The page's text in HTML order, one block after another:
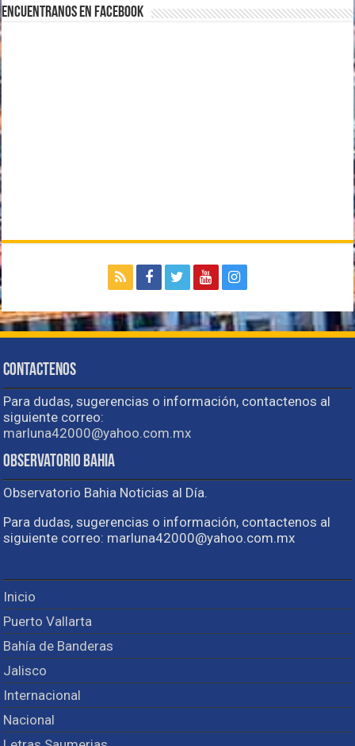
Encuentranos en Facebook
Contactenos
Para dudas, sugerencias o información, contactenos al
siguiente correo:
marluna42000@yahoo.com.mx
Observatorio Bahia
Observatorio Bahia Noticias al Día.
Para dudas, sugerencias o información, contactenos al
siguiente correo: marluna42000@yahoo.com.mx
Inicio
Puerto Vallarta
Bahía de Banderas
Jalisco
Internacional
Nacional